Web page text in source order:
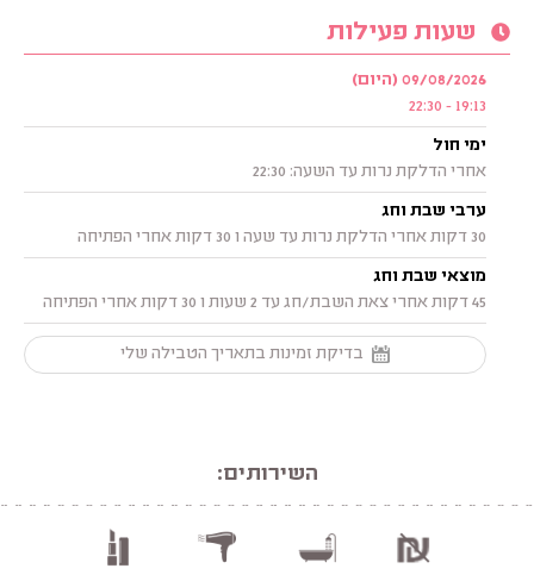
שעות פעילות
09/08/2026 (היום)
19:13 - 22:30
ימי חול
אחרי הדלקת נרות עד השעה: 22:30
ערבי שבת וחג
30 דקות אחרי הדלקת נרות עד שעה ו 30 דקות אחרי הפתיחה
מוצאי שבת וחג
45 דקות אחרי צאת השבת/חג עד 2 שעות ו 30 דקות אחרי הפתיחה
בדיקת זמינות בתאריך הטבילה שלי
השירותים: